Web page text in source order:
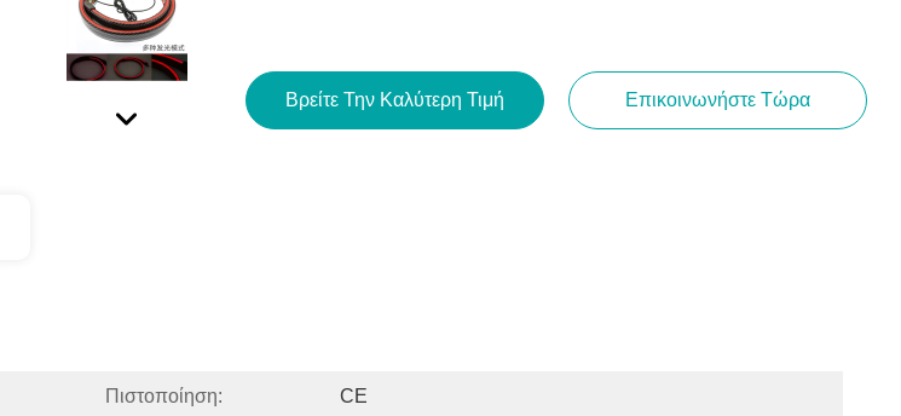
Βρείτε Την Καλύτερη Τιμή Επικοινωνήστε Τώρα
Πιστοποίηση: CE